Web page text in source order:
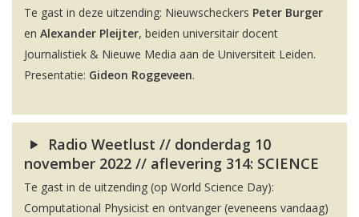
Te gast in deze uitzending: Nieuwscheckers Peter Burger
en Alexander Pleijter, beiden universitair docent
Journalistiek & Nieuwe Media aan de Universiteit Leiden.
Presentatie: Gideon Roggeveen.
Radio Weetlust // donderdag 10
november 2022 // aflevering 314: SCIENCE
Te gast in de uitzending (op World Science Day):
Computational Physicist en ontvanger (eveneens vandaag)